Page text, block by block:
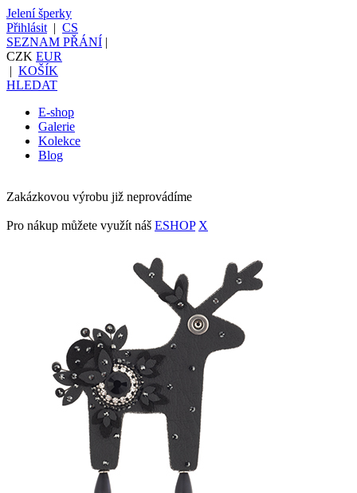
Jelení šperky
Přihlásit | CS
SEZNAM PŘÁNÍ |
CZK EUR
| KOŠÍK
HLEDAT
E-shop
Galerie
Kolekce
Blog
Zakázkovou výrobu již neprovádíme
Pro nákup můžete využít náš ESHOP X